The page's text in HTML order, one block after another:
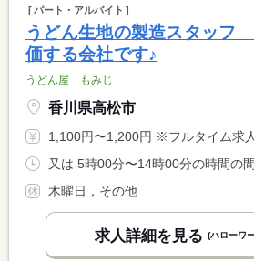
パート・アルバイト
うどん生地の製造スタッ
価する会社です♪
うどん屋 もみじ
香川県高松市
1,100円〜1,200円 ※フルタイム求人の場合は月額（換算額）、パート
木曜日，その他
求人詳細を見る (ハローワ